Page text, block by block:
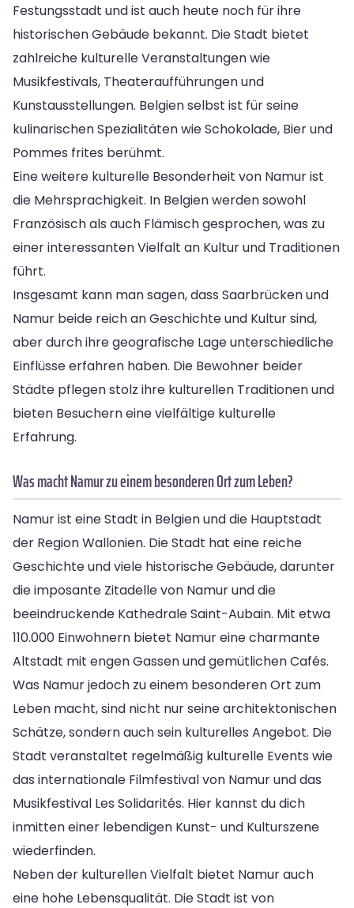
Festungsstadt und ist auch heute noch für ihre
historischen Gebäude bekannt. Die Stadt bietet
zahlreiche kulturelle Veranstaltungen wie
Musikfestivals, Theateraufführungen und
Kunstausstellungen. Belgien selbst ist für seine
kulinarischen Spezialitäten wie Schokolade, Bier und
Pommes frites berühmt.
Eine weitere kulturelle Besonderheit von Namur ist
die Mehrsprachigkeit. In Belgien werden sowohl
Französisch als auch Flämisch gesprochen, was zu
einer interessanten Vielfalt an Kultur und Traditionen
führt.
Insgesamt kann man sagen, dass Saarbrücken und
Namur beide reich an Geschichte und Kultur sind,
aber durch ihre geografische Lage unterschiedliche
Einflüsse erfahren haben. Die Bewohner beider
Städte pflegen stolz ihre kulturellen Traditionen und
bieten Besuchern eine vielfältige kulturelle
Erfahrung.
Was macht Namur zu einem besonderen Ort zum Leben?
Namur ist eine Stadt in Belgien und die Hauptstadt
der Region Wallonien. Die Stadt hat eine reiche
Geschichte und viele historische Gebäude, darunter
die imposante Zitadelle von Namur und die
beeindruckende Kathedrale Saint-Aubain. Mit etwa
110.000 Einwohnern bietet Namur eine charmante
Altstadt mit engen Gassen und gemütlichen Cafés.
Was Namur jedoch zu einem besonderen Ort zum
Leben macht, sind nicht nur seine architektonischen
Schätze, sondern auch sein kulturelles Angebot. Die
Stadt veranstaltet regelmäßig kulturelle Events wie
das internationale Filmfestival von Namur und das
Musikfestival Les Solidarités. Hier kannst du dich
inmitten einer lebendigen Kunst- und Kulturszene
wiederfinden.
Neben der kulturellen Vielfalt bietet Namur auch
eine hohe Lebensqualität. Die Stadt ist von